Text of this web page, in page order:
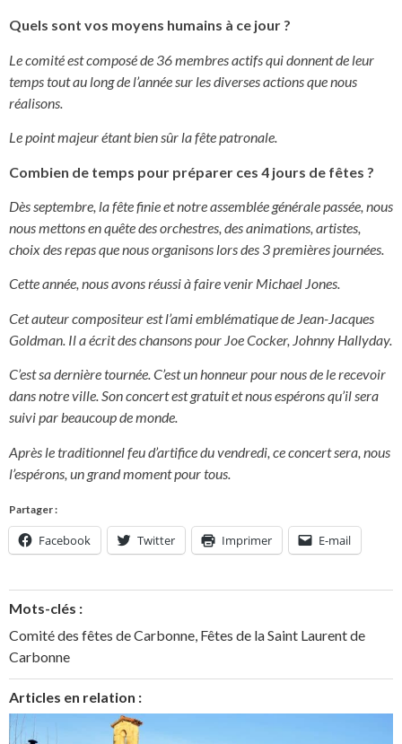
Quels sont vos moyens humains à ce jour ?
Le comité est composé de 36 membres actifs qui donnent de leur
temps tout au long de l’année sur les diverses actions que nous
réalisons.
Le point majeur étant bien sûr la fête patronale.
Combien de temps pour préparer ces 4 jours de fêtes ?
Dès septembre, la fête finie et notre assemblée générale passée, nous
nous mettons en quête des orchestres, des animations, artistes,
choix des repas que nous organisons lors des 3 premières journées.
Cette année, nous avons réussi à faire venir Michael Jones.
Cet auteur compositeur est l’ami emblématique de Jean-Jacques
Goldman. Il a écrit des chansons pour Joe Cocker, Johnny Hallyday.
C’est sa dernière tournée. C’est un honneur pour nous de le recevoir
dans notre ville. Son concert est gratuit et nous espérons qu’il sera
suivi par beaucoup de monde.
Après le traditionnel feu d’artifice du vendredi, ce concert sera, nous
l’espérons, un grand moment pour tous.
Partager :
Facebook Twitter Imprimer E-mail
Mots-clés :
Comité des fêtes de Carbonne, Fêtes de la Saint Laurent de
Carbonne
Articles en relation :